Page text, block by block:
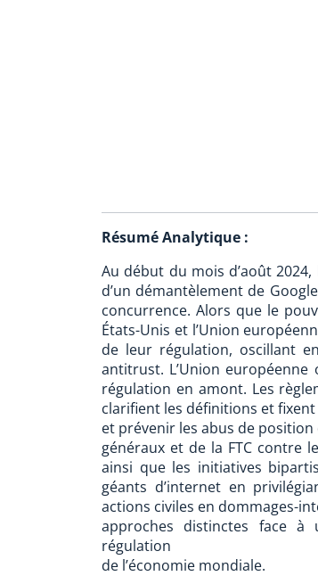
Résumé Analytique :
Au début du mois d’août
d’un démantèlement de
concurrence. Alors que le
États-Unis et l’Union
de leur régulation, oscillant
antitrust. L’Union
régulation en amont. Les
clarifient les définitions et
et prévenir les abus de
généraux et de la FTC contre
ainsi que les initiatives
géants d’internet en
actions civiles en dommages-
approches distinctes face
régulation
de l’économie mondiale.